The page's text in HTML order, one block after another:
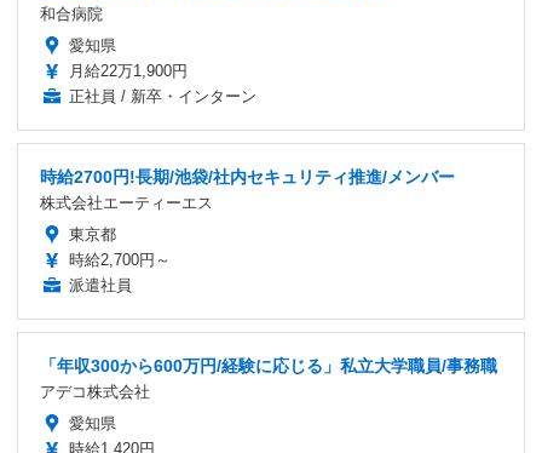
和合病院
愛知県
月給22万1,900円
正社員 / 新卒・インターン
時給2700円!長期/池袋/社内セキュリティ推進/メンバー
株式会社エーティーエス
東京都
時給2,700円～
派遣社員
「年収300から600万円/経験に応じる」私立大学職員/事務職
アデコ株式会社
愛知県
時給1,420円